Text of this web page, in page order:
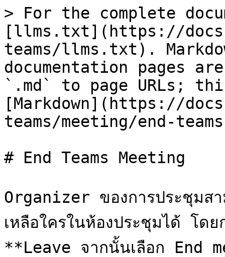
> For the complete
[llms.txt](https://
teams/llms.txt).
documentation pages
`.md` to page URLs;
[Markdown](https://
teams/meeting/end-
# End Teams Meeting
Organizer ของการประชุมส
เหลือใครในห้องประชุมได้ โด
**Leave จากนั้นเลือก End